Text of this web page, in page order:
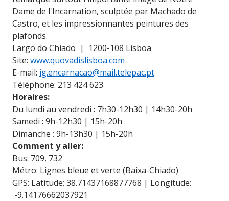
Dame de l'Incarnation, sculptée par Machado de
Castro, et les impressionnantes peintures des
plafonds.
Largo do Chiado | 1200-108 Lisboa
Site: www.quovadislisboa.com
E-mail: ig.encarnacao@mail.telepac.pt
Téléphone: 213 424 623
Horaires:
Du lundi au vendredi : 7h30-12h30 | 14h30-20h
Samedi : 9h-12h30 | 15h-20h
Dimanche : 9h-13h30 | 15h-20h
Comment y aller:
Bus: 709, 732
Métro: Lignes bleue et verte (Baixa-Chiado)
GPS: Latitude: 38.71437168877768 | Longitude:
-9.14176662037921